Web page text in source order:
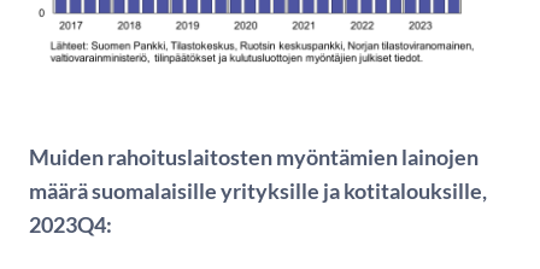
Muiden rahoituslaitosten myöntämien lainojen
määrä suomalaisille yrityksille ja kotitalouksille,
2023Q4: